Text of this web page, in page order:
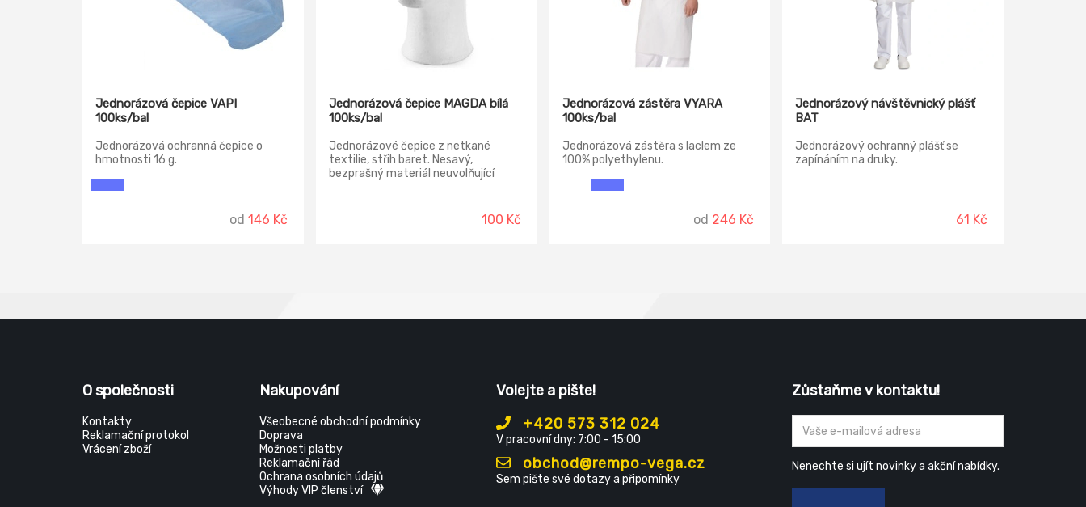
Jednorázová čepice VAPI
100ks/bal
Jednorázová ochranná čepice o
hmotnosti 16 g.
od 146 Kč
Jednorázová čepice MAGDA bílá
100ks/bal
Jednorázové čepice z netkané
textilie, střih baret. Nesavý,
bezprašný materiál neuvolňující
použití: potravinářství, gastronomie,
100 Kč
Jednorázová zástěra VYARA
100ks/bal
Jednorázová zástěra s laclem ze
100% polyethylenu.
od 246 Kč
Jednorázový návštěvnický plášť
BAT
Jednorázový ochranný plášť se
zapínáním na druky.
61 Kč
O společnosti
Kontakty
Reklamační protokol
Vrácení zboží
Nakupování
Všeobecné obchodní podmínky
Doprava
Možnosti platby
Reklamační řád
Ochrana osobních údajů
Výhody VIP členství
Volejte a pište!
+420 573 312 024
V pracovní dny: 7:00 - 15:00
obchod@rempo-vega.cz
Sem pište své dotazy a připomínky
Zůstaňme v kontaktu!
Nenechte si ujít novinky a akční nabídky.